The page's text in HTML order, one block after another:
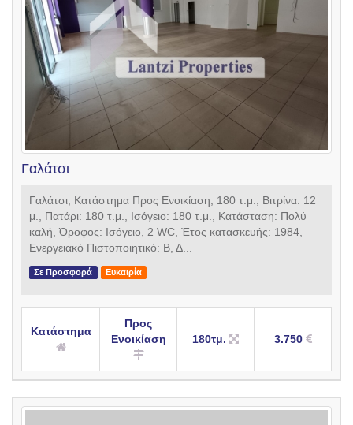
Γαλάτσι
Γαλάτσι, Κατάστημα Προς Ενοικίαση, 180 τ.μ., Βιτρίνα: 12
μ., Πατάρι: 180 τ.μ., Ισόγειο: 180 τ.μ., Κατάσταση: Πολύ
καλή, Όροφος: Ισόγειο, 2 WC, Έτος κατασκευής: 1984,
Ενεργειακό Πιστοποιητικό: Β, Δ...
Σε Προσφορά Ευκαιρία
Κατάστημα
Προς
Ενοικίαση
180τμ. 3.750